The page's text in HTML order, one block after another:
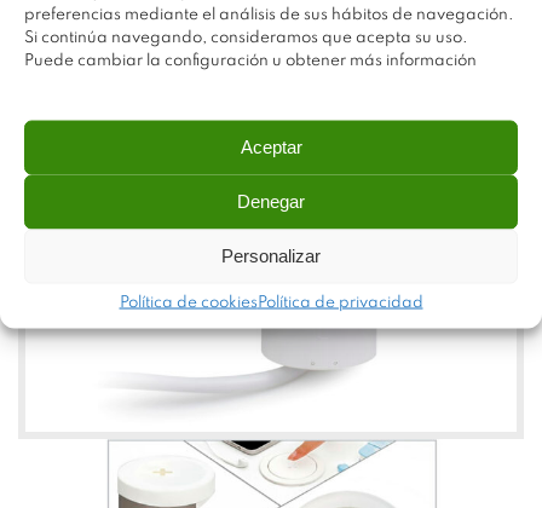
preferencias mediante el análisis de sus hábitos de navegación.
Si continúa navegando, consideramos que acepta su uso.
Puede cambiar la configuración u obtener más información
Aceptar
Denegar
Personalizar
Política de cookies Política de privacidad